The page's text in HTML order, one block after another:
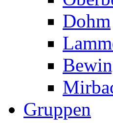
Dohm
Gruppen